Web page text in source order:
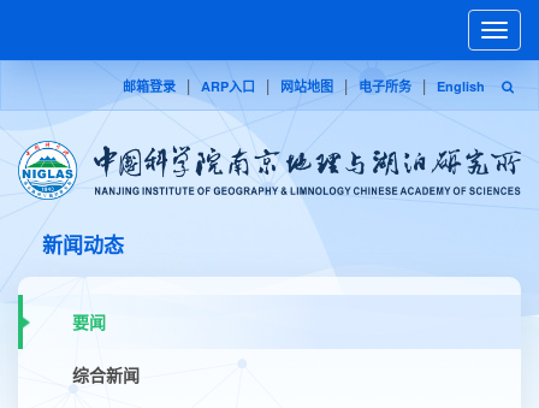
邮箱登录 | ARP入口 | 网站地图 | 电子所务 | English
Toggle
新闻动态
要闻
综合新闻